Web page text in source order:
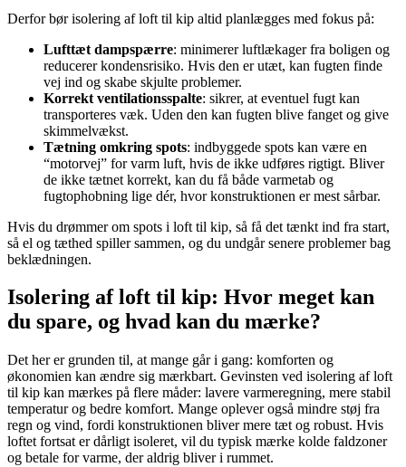
Derfor bør isolering af loft til kip altid planlægges med fokus på:
Lufttæt dampspærre: minimerer luftlækager fra boligen og
reducerer kondensrisiko. Hvis den er utæt, kan fugten finde
vej ind og skabe skjulte problemer.
Korrekt ventilationsspalte: sikrer, at eventuel fugt kan
transporteres væk. Uden den kan fugten blive fanget og give
skimmelvækst.
Tætning omkring spots: indbyggede spots kan være en
“motorvej” for varm luft, hvis de ikke udføres rigtigt. Bliver
de ikke tætnet korrekt, kan du få både varmetab og
fugtophobning lige dér, hvor konstruktionen er mest sårbar.
Hvis du drømmer om spots i loft til kip, så få det tænkt ind fra start,
så el og tæthed spiller sammen, og du undgår senere problemer bag
beklædningen.
Isolering af loft til kip: Hvor meget kan
du spare, og hvad kan du mærke?
Det her er grunden til, at mange går i gang: komforten og
økonomien kan ændre sig mærkbart. Gevinsten ved isolering af loft
til kip kan mærkes på flere måder: lavere varmeregning, mere stabil
temperatur og bedre komfort. Mange oplever også mindre støj fra
regn og vind, fordi konstruktionen bliver mere tæt og robust. Hvis
loftet fortsat er dårligt isoleret, vil du typisk mærke kolde faldzoner
og betale for varme, der aldrig bliver i rummet.